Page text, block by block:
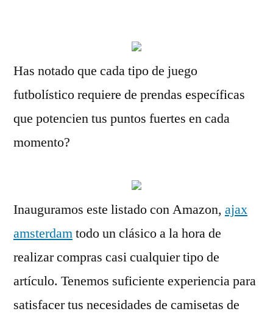
Has notado que cada tipo de juego
futbolístico requiere de prendas específicas
que potencien tus puntos fuertes en cada
momento?
Inauguramos este listado con Amazon, ajax
amsterdamtodo un clásico a la hora de
realizar compras casi cualquier tipo de
artículo. Tenemos suficiente experiencia para
satisfacer tus necesidades de camisetas de